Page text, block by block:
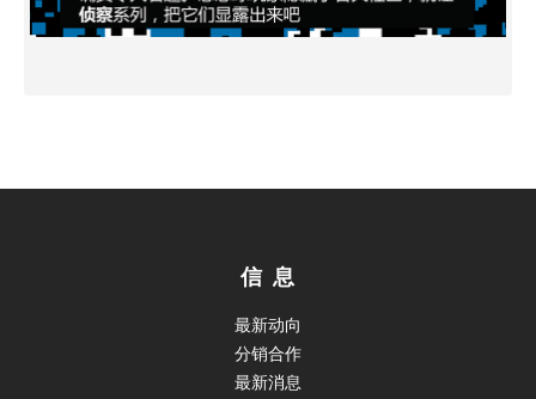
信 息
最新动向
分销合作
最新消息